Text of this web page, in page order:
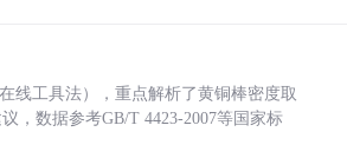
线工具法），重点解析了黄铜棒密度取
，数据参考GB/T 4423-2007等国家标